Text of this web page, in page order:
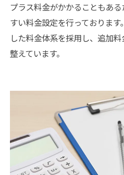
プラス料金がかかることもあ
すい料金設定を行っておりま
した料金体系を採用し、追加
整えています。